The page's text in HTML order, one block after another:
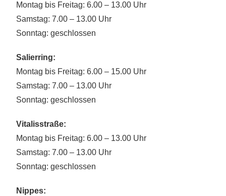
Montag bis Freitag: 6.00 – 13.00 Uhr
Samstag: 7.00 – 13.00 Uhr
Sonntag: geschlossen
Salierring:
Montag bis Freitag: 6.00 – 15.00 Uhr
Samstag: 7.00 – 13.00 Uhr
Sonntag: geschlossen
Vitalisstraße:
Montag bis Freitag: 6.00 – 13.00 Uhr
Samstag: 7.00 – 13.00 Uhr
Sonntag: geschlossen
Nippes: